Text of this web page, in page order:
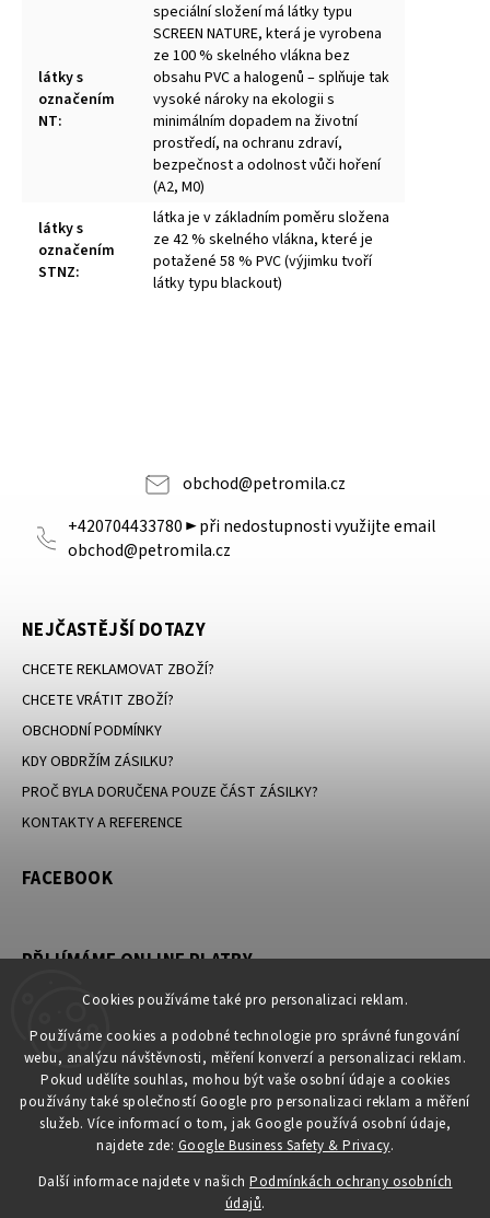
Cookies používáme také pro personalizaci reklam.
Používáme cookies a podobné technologie pro správné fungování
webu, analýzu návštěvnosti, měření konverzí a personalizaci reklam.
Pokud udělíte souhlas, mohou být vaše osobní údaje a cookies
používány také společností Google pro personalizaci reklam a měření
služeb. Více informací o tom, jak Google používá osobní údaje,
najdete zde: Google Business Safety & Privacy.
Další informace najdete v našich Podmínkách ochrany osobních
údajů.
látky s
označením
NT:
speciální složení má látky typu
SCREEN NATURE, která je vyrobena
ze 100 % skelného vlákna bez
obsahu PVC a halogenů – splňuje tak
vysoké nároky na ekologii s
minimálním dopadem na životní
prostředí, na ochranu zdraví,
bezpečnost a odolnost vůči hoření
(A2, M0)
látky s
označením
STNZ:
látka je v základním poměru složena
ze 42 % skelného vlákna, které je
potažené 58 % PVC (výjimku tvoří
látky typu blackout)
obchod@petromila.cz
+420704433780 ► při nedostupnosti využijte email
obchod@petromila.cz
NEJČASTĚJŠÍ DOTAZY
CHCETE REKLAMOVAT ZBOŽÍ?
CHCETE VRÁTIT ZBOŽÍ?
OBCHODNÍ PODMÍNKY
KDY OBDRŽÍM ZÁSILKU?
PROČ BYLA DORUČENA POUZE ČÁST ZÁSILKY?
KONTAKTY A REFERENCE
FACEBOOK
PŘIJÍMÁME ONLINE PLATBY
KONTAKT
obchod@petromila.cz
+420704433780 ► při nedostupnosti využijte email